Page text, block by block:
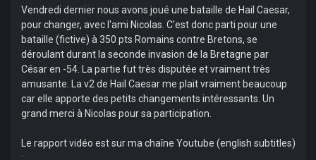
Vendredi dernier nous avons joué une bataille de Hail Caesar,
pour changer, avec l'ami Nicolas. C'est donc parti pour une
bataille (fictive) à 350 pts Romains contre Bretons, se
déroulant durant la seconde invasion de la Bretagne par
César en -54. La partie fut très disputée et vraiment très
amusante. La v2 de Hail Caesar me plait vraiment beaucoup
car elle apporte des petits changements intéressants. Un
grand merci à Nicolas pour sa participation.
Le rapport vidéo est sur ma chaîne Youtube (english subtitles)